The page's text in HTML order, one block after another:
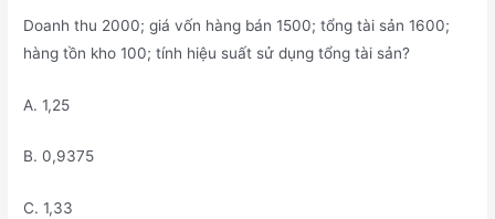
Doanh thu 2000; giá vốn hàng bán 1500; tổng tài sản 1600;
hàng tồn kho 100; tính hiệu suất sử dụng tổng tài sản?
A. 1,25
B. 0,9375
C. 1,33